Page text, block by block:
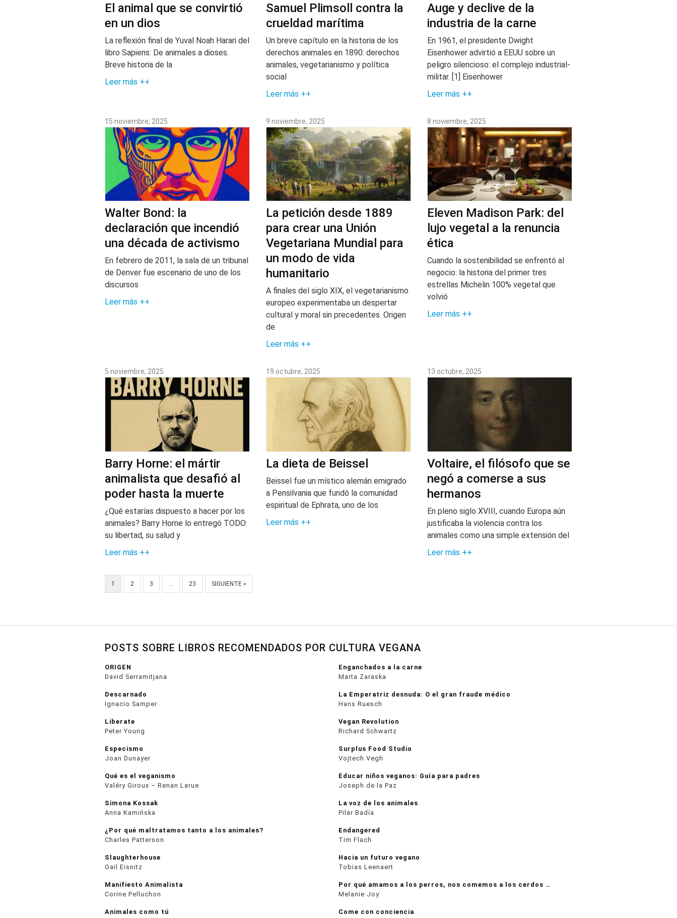
El animal que se convirtió
en un dios
La reflexión final de Yuval Noah Harari del
libro Sapiens: De animales a dioses.
Breve historia de la
Leer más ++
Samuel Plimsoll contra la
crueldad marítima
Un breve capítulo en la historia de los
derechos animales en 1890: derechos
animales, vegetarianismo y política
social
Leer más ++
Auge y declive de la
industria de la carne
En 1961, el presidente Dwight
Eisenhower advirtió a EEUU sobre un
peligro silencioso: el complejo industrial-
militar. [1] Eisenhower
Leer más ++
15 noviembre, 2025
Walter Bond: la
declaración que incendió
una década de activismo
En febrero de 2011, la sala de un tribunal
de Denver fue escenario de uno de los
discursos
Leer más ++
9 noviembre, 2025
La petición desde 1889
para crear una Unión
Vegetariana Mundial para
un modo de vida
humanitario
A finales del siglo XIX, el vegetarianismo
europeo experimentaba un despertar
cultural y moral sin precedentes. Origen
de
Leer más ++
8 noviembre, 2025
Eleven Madison Park: del
lujo vegetal a la renuncia
ética
Cuando la sostenibilidad se enfrentó al
negocio: la historia del primer tres
estrellas Michelin 100% vegetal que
volvió
Leer más ++
5 noviembre, 2025
Barry Horne: el mártir
animalista que desafió al
poder hasta la muerte
¿Qué estarías dispuesto a hacer por los
animales? Barry Horne lo entregó TODO:
su libertad, su salud y
Leer más ++
19 octubre, 2025
La dieta de Beissel
Beissel fue un místico alemán emigrado
a Pensilvania que fundó la comunidad
espiritual de Ephrata, uno de los
Leer más ++
13 octubre, 2025
Voltaire, el filósofo que se
negó a comerse a sus
hermanos
En pleno siglo XVIII, cuando Europa aún
justificaba la violencia contra los
animales como una simple extensión del
Leer más ++
1 2 3 … 23 SIGUIENTE »
POSTS SOBRE LIBROS RECOMENDADOS POR CULTURA VEGANA
ORIGEN
David Serramitjana
Enganchados a la carne
Marta Zaraska
Descarnado
Ignacio Samper
La Emperatriz desnuda: O el gran fraude médico
Hans Ruesch
Liberate
Peter Young
Vegan Revolution
Richard Schwartz
Especismo
Joan Dunayer
Surplus Food Studio
Vojtech Vegh
Qué es el veganismo
Valéry Giroux – Renan Larue
Educar niños veganos: Guía para padres
Joseph de la Paz
Simona Kossak
Anna Kamińska
La voz de los animales
Pilar Badía
¿Por qué maltratamos tanto a los animales?
Charles Patterson
Endangered
Tim Flach
Slaughterhouse
Gail Eisnitz
Hacia un futuro vegano
Tobias Leenaert
Manifiesto Animalista
Corine Pelluchon
Por qué amamos a los perros, nos comemos a los cerdos …
Melanie Joy
Animales como tú
Come con conciencia